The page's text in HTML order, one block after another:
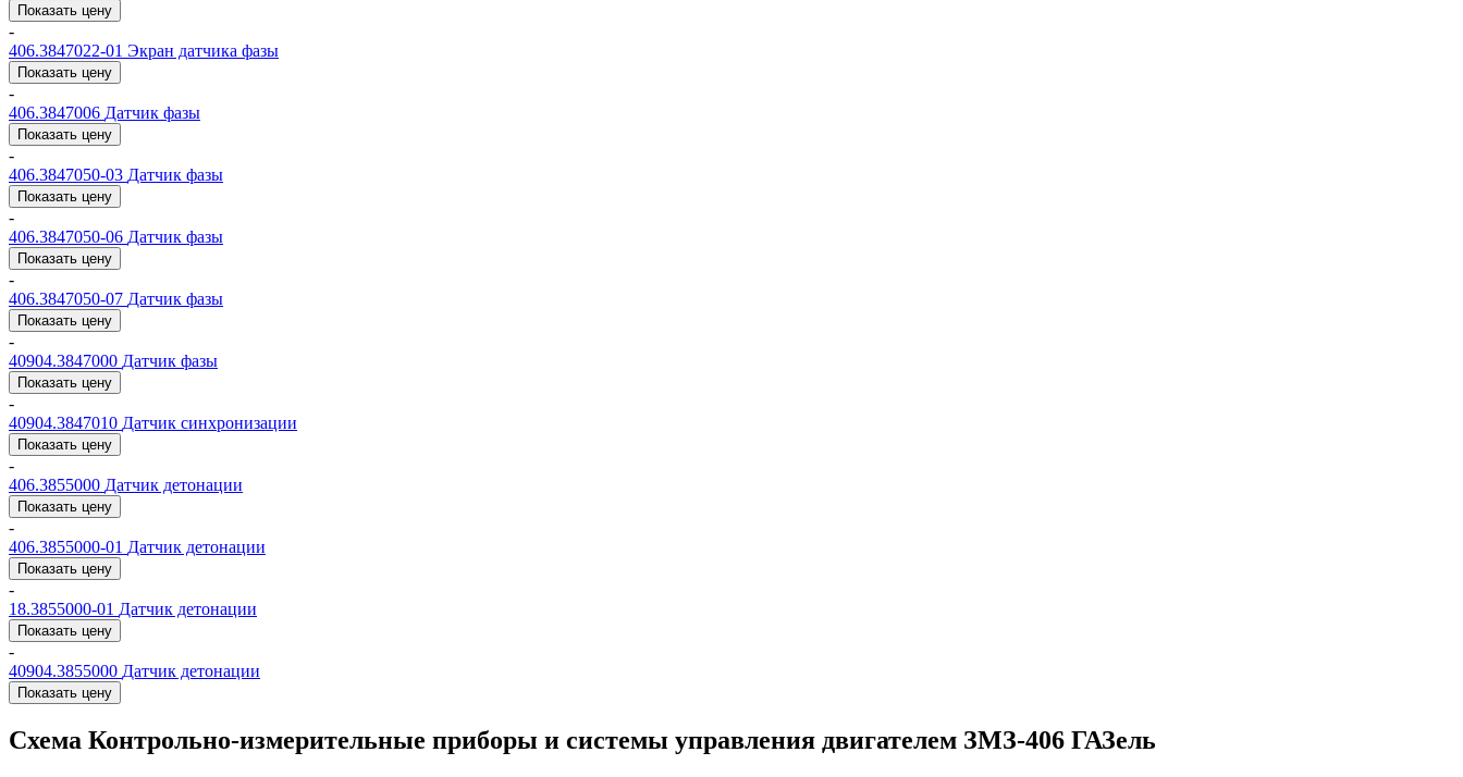
Показать цену
-
406.3847022-01 Экран датчика фазы
Показать цену
-
406.3847006 Датчик фазы
Показать цену
-
406.3847050-03 Датчик фазы
Показать цену
-
406.3847050-06 Датчик фазы
Показать цену
-
406.3847050-07 Датчик фазы
Показать цену
-
40904.3847000 Датчик фазы
Показать цену
-
40904.3847010 Датчик синхронизации
Показать цену
-
406.3855000 Датчик детонации
Показать цену
-
406.3855000-01 Датчик детонации
Показать цену
-
18.3855000-01 Датчик детонации
Показать цену
-
40904.3855000 Датчик детонации
Показать цену
Схема Контрольно-измерительные приборы и системы управления двигателем ЗМЗ-406 ГАЗель